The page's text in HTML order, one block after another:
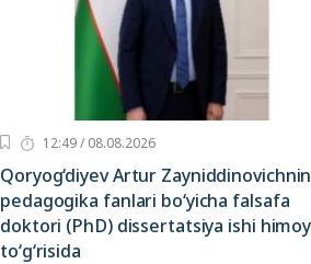
12:49 / 08.08.2026
Qoryog‘diyev Artur
pedagogika fanlari bo‘yicha falsafa
doktori (PhD) dissertatsiya ishi
to‘g‘risida